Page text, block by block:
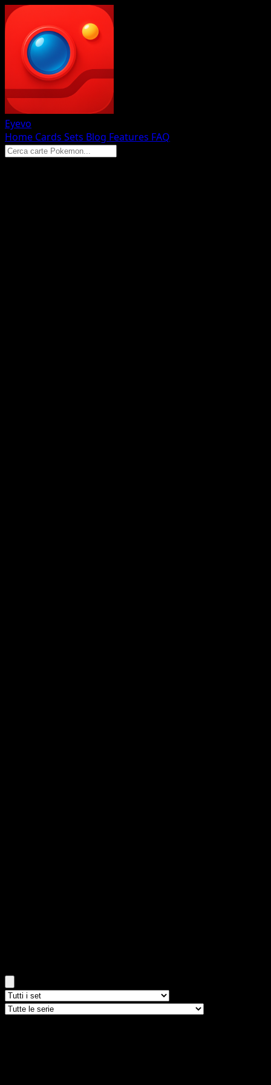
Eyevo
Home Cards Sets Blog Features FAQ